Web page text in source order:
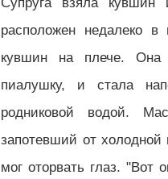
расположен недалеко в
кувшин на плече.
пиалушку, и стала
родниковой водой.
запотевший от
мог оторвать глаз. "Вот